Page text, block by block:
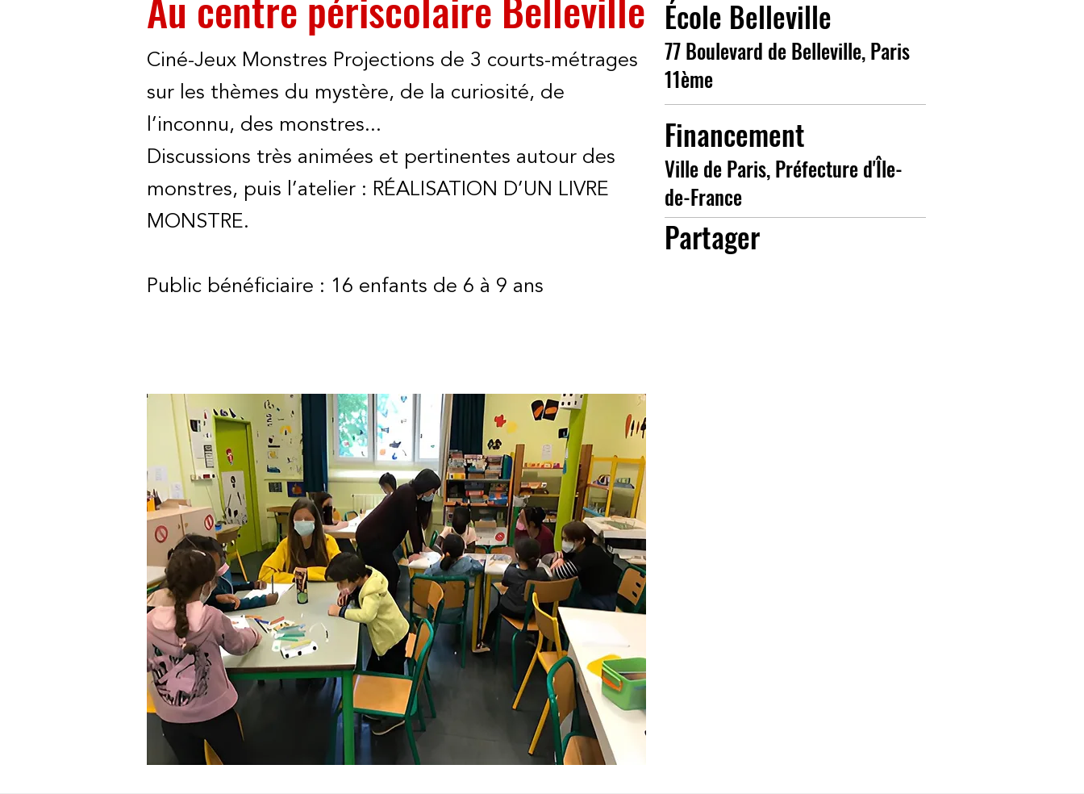
Ciné-Jeux Monstres Projections de 3 courts-métrages
sur les thèmes du mystère, de la curiosité, de
l’inconnu, des monstres...
Discussions très animées et pertinentes autour des
monstres, puis l’atelier : RÉALISATION D’UN LIVRE
MONSTRE.
Public bénéficiaire : 16 enfants de 6 à 9 ans
École Belleville
77 Boulevard de Belleville, Paris
11ème
Financement
Ville de Paris, Préfecture d'Île-
de-France
Partager